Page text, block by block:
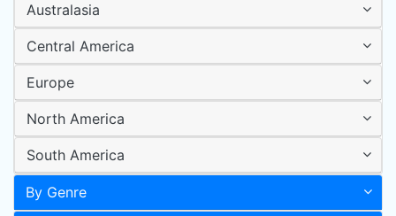
Australasia
Central America
Europe
North America
South America
By Genre